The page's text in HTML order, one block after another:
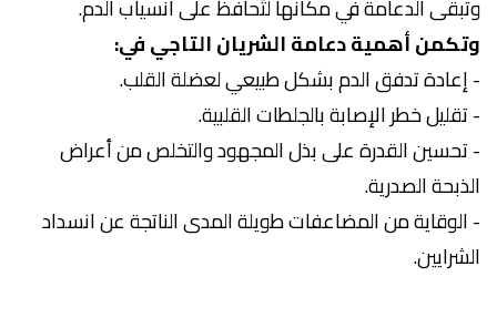
وتبقى الدعامة في مكانها لتُحافظ على انسياب الدم.
وتكمن أهمية دعامة الشريان التاجي في:
- إعادة تدفق الدم بشكل طبيعي لعضلة القلب.
- تقليل خطر الإصابة بالجلطات القلبية.
- تحسين القدرة على بذل المجهود والتخلص من أعراض
الذبحة الصدرية.
- الوقاية من المضاعفات طويلة المدى الناتجة عن انسداد
الشرايين.